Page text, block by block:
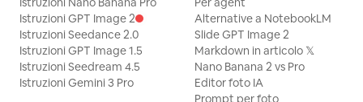
Istruzioni GPT Image 2
Istruzioni Seedance 2.0
Istruzioni GPT Image 1.5
Istruzioni Seedream 4.5
Istruzioni Gemini 3 Pro
Alternative a NotebookLM
Slide GPT Image 2
Markdown in articolo 𝕏
Nano Banana 2 vs Pro
Editor foto IA
Prompt per foto